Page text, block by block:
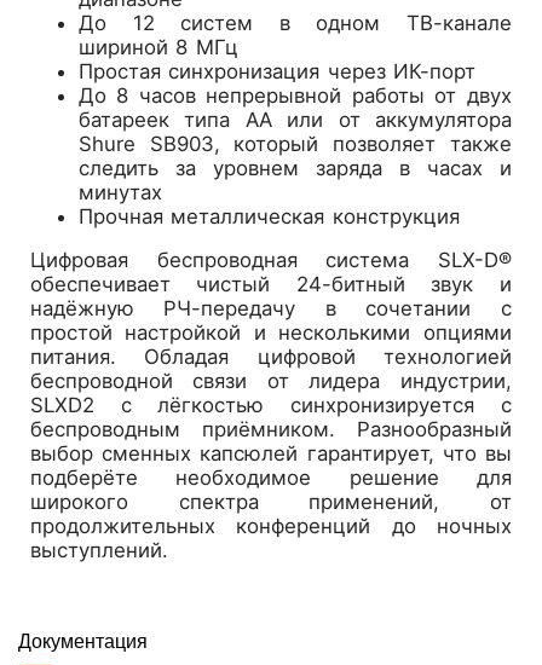
До 12 систем в одном ТВ-канале
шириной 8 МГц
Простая синхронизация через ИК-порт
До 8 часов непрерывной работы от двух
батареек типа АА или от аккумулятора
Shure SB903, который позволяет также
следить за уровнем заряда в часах и
минутах
Прочная металлическая конструкция
Цифровая беспроводная система SLX-D®
обеспечивает чистый 24-битный звук и
надёжную РЧ-передачу в сочетании с
простой настройкой и несколькими опциями
питания. Обладая цифровой технологией
беспроводной связи от лидера индустрии,
SLXD2 с лёгкостью синхронизируется с
беспроводным приёмником. Разнообразный
выбор сменных капсюлей гарантирует, что вы
подберёте необходимое решение для
широкого спектра применений, от
продолжительных конференций до ночных
выступлений.
Документация